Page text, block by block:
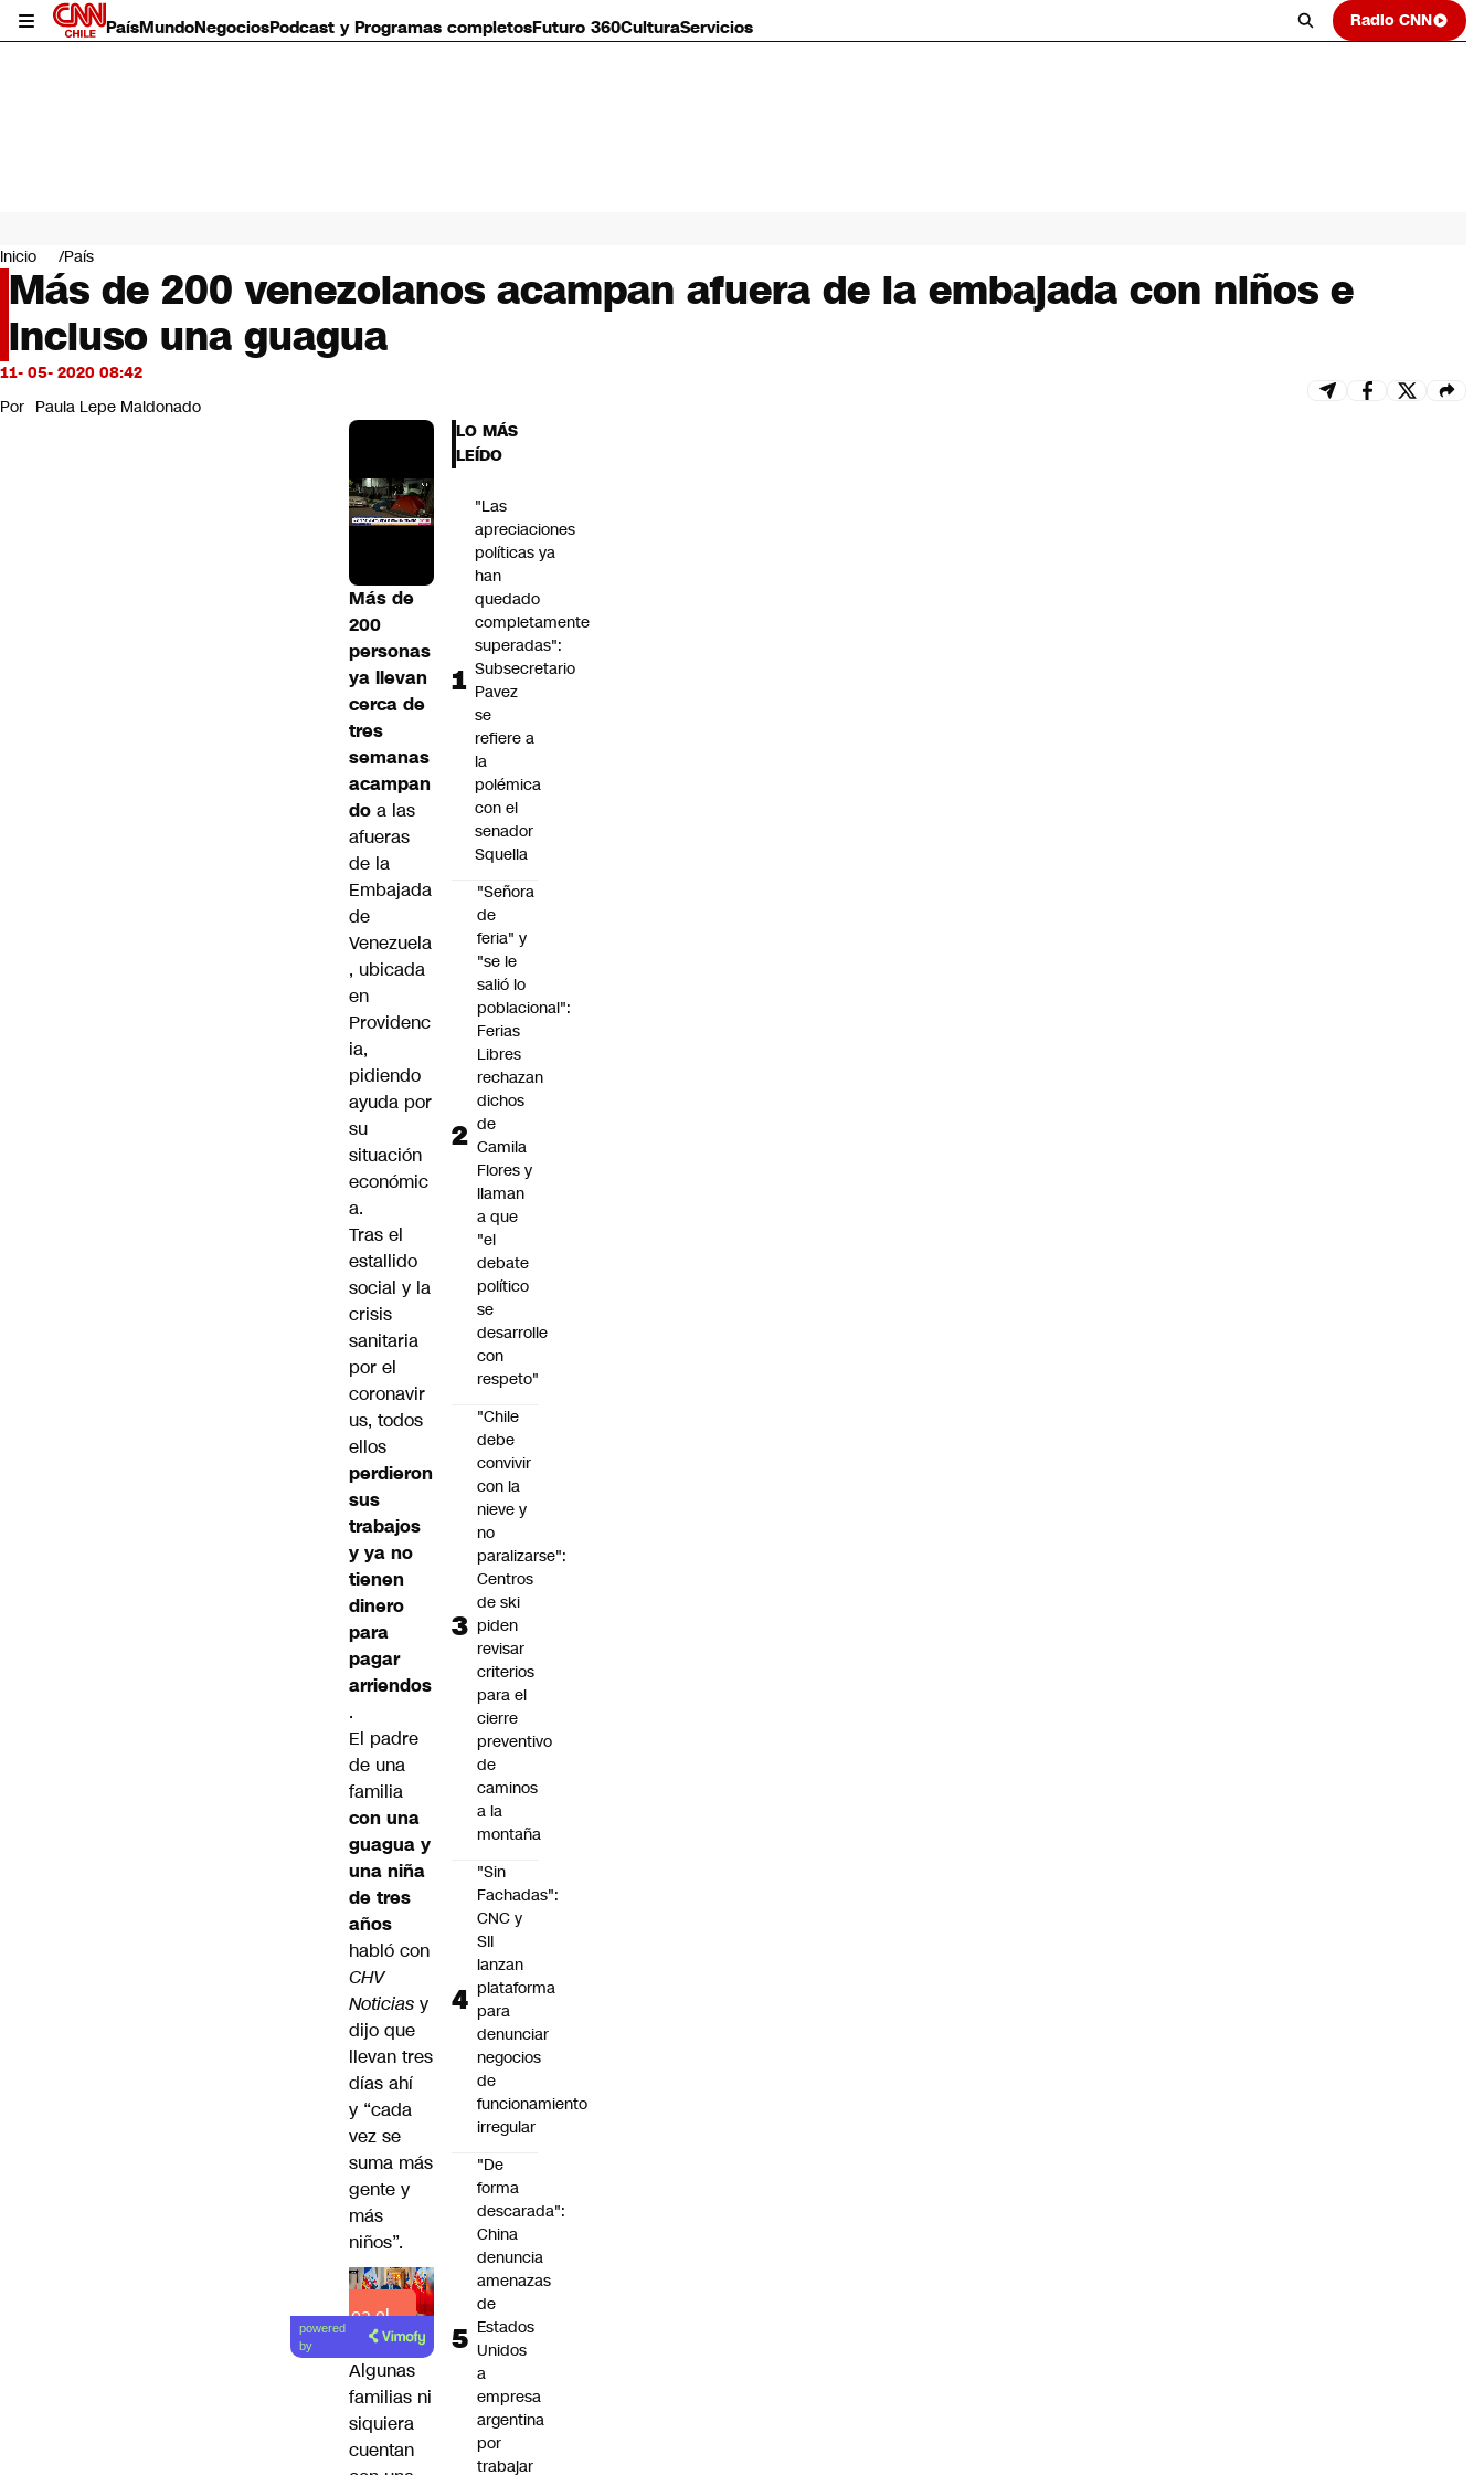
PaísMundoNegociosPodcast y Programas completosFuturo 360CulturaServicios Radio CNN
Mundo
Negocios
Deportes
Programas completos
Cultura
Servicios
Bits
CNN Data
Inicio País
Más de 200 venezolanos acampan afuera de la embajada con niños e
incluso una guagua
11- 05- 2020 08:42
Por Paula Lepe Maldonado
Más de
200
personas
ya llevan
cerca de
tres
semanas
acampan
do a las
afueras
de la
Embajada
de
Venezuela
, ubicada
en
Providenc
ia,
pidiendo
ayuda por
su
situación
económic
a.
Tras el
estallido
social y la
crisis
sanitaria
por el
coronavir
us, todos
ellos
perdieron
sus
trabajos
y ya no
tienen
dinero
para
pagar
arriendos
.
El padre
de una
familia
con una
guagua y
una niña
de tres
años
habló con
CHV
Noticias y
dijo que
llevan tres
días ahí
y “cada
vez se
suma más
gente y
más
niños”.
Lea el
artículo
powered
by
Algunas
familias ni
siquiera
cuentan
LO MÁS
LEÍDO
"Las
apreciaciones
políticas ya
han
quedado
completamente
superadas":
Subsecretario
Pavez
se
refiere a
la
polémica
con el
senador
Squella
"Señora
de
feria" y
"se le
salió lo
poblacional":
Ferias
Libres
rechazan
dichos
de
Camila
Flores y
llaman
a que
"el
debate
político
se
desarrolle
con
respeto"
"Chile
debe
convivir
con la
nieve y
no
paralizarse":
Centros
de ski
piden
revisar
criterios
para el
cierre
preventivo
de
caminos
a la
montaña
"Sin
Fachadas":
CNC y
SII
lanzan
plataforma
para
denunciar
negocios
de
funcionamiento
irregular
"De
forma
descarada":
China
denuncia
amenazas
de
Estados
Unidos
a
empresa
argentina
por
trabajar